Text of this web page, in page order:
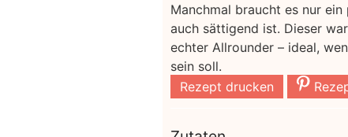
Manchmal braucht es nur
auch sättigend ist. Dieser
echter Allrounder – ideal,
sein soll.
Rezept drucken